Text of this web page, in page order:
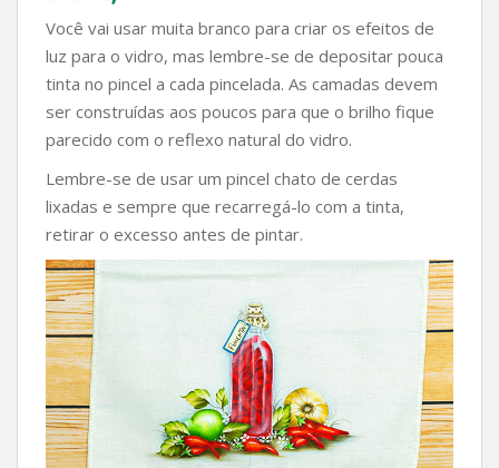
Você vai usar muita branco para criar os efeitos de
luz para o vidro, mas lembre-se de depositar pouca
tinta no pincel a cada pincelada. As camadas devem
ser construídas aos poucos para que o brilho fique
parecido com o reflexo natural do vidro.
Lembre-se de usar um pincel chato de cerdas
lixadas e sempre que recarregá-lo com a tinta,
retirar o excesso antes de pintar.